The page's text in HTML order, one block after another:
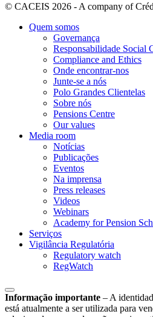
© CACEIS 2026 - A company of
Quem somos
Governança
Responsabilidade Social
Compliance and Ethics
Onde encontrar-nos
Junte-se a nós
Polo Grandes Clientelas
Sobre nós
Pensions Centre
Our values
Media room
Notícias
Publicações
Eventos
Na imprensa
Press releases
Videos
Webinars
Academy for Pension
Serviços
Vigilância Regulatória
Regulatory watch
RegWatch
Informação importante – A
está atualmente a ser utilizada para